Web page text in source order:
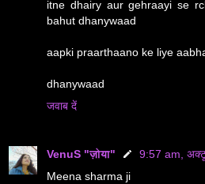
itne dhairy aur gehraayi se
bahut dhanywaad
aapki praarthaano ke liye
dhanywaad
जवाब दें
VenuS "ज़ोया"
9:57 am,
Meena sharma ji